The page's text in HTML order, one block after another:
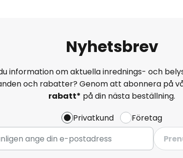
Nyhetsbrev
information om aktuella inrednings- och
och rabatter? Genom att abonnera på
rabatt* på din nästa beställning.
Privatkund
Företag